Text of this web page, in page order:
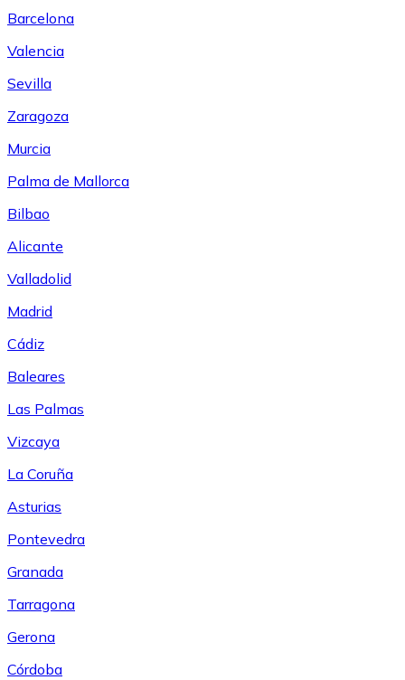
Barcelona
Valencia
Sevilla
Zaragoza
Murcia
Palma de Mallorca
Bilbao
Alicante
Valladolid
Madrid
Cádiz
Baleares
Las Palmas
Vizcaya
La Coruña
Asturias
Pontevedra
Granada
Tarragona
Gerona
Córdoba